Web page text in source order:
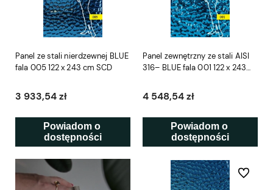
Panel ze stali nierdzewnej BLUE
fala 005 122 x 243 cm SCD
3 933,54 zł
Powiadom o
dostępności
Panel zewnętrzny ze stali AISI
316– BLUE fala 001 122 x 243
4 548,54 zł
Powiadom o
dostępności
Do